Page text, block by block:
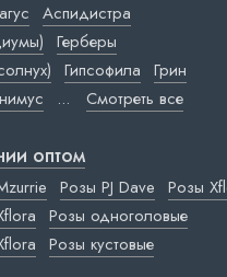
Аспидистра
Герберы
Гипсофила Грин
... Смотреть все
оптом
Розы PJ Dave Розы
Розы одноголовые
Розы кустовые